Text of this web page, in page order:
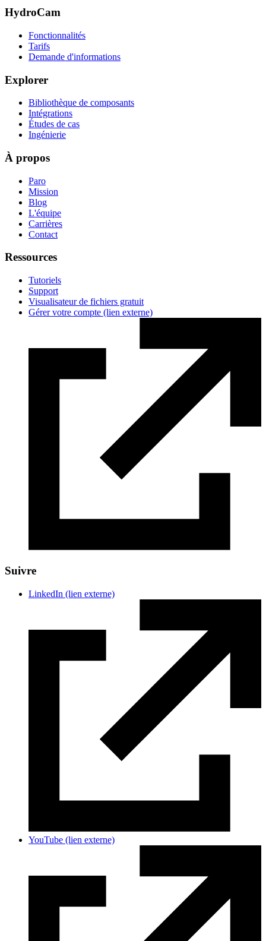
HydroCam
Fonctionnalités
Tarifs
Demande d'informations
Explorer
Bibliothèque de composants
Intégrations
Études de cas
Ingénierie
À propos
Paro
Mission
Blog
L'équipe
Carrières
Contact
Ressources
Tutoriels
Support
Visualisateur de fichiers gratuit
Gérer votre compte (lien externe)
Suivre
LinkedIn (lien externe)
YouTube (lien externe)